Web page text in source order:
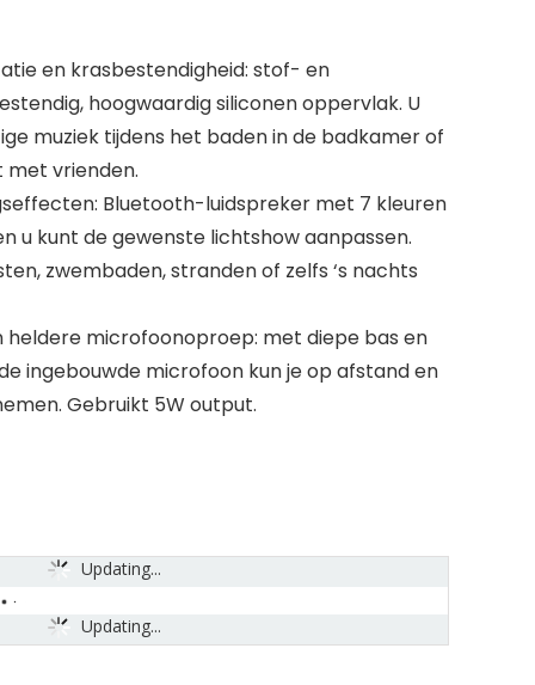
en krasbestendigheid: stof- en
hoogwaardig siliconen oppervlak. U
muziek tijdens het baden in de badkamer of
vrienden.
Bluetooth-luidspreker met 7 kleuren
u kunt de gewenste lichtshow aanpassen.
zwembaden, stranden of zelfs ‘s nachts
microfoonoproep: met diepe bas en
ingebouwde microfoon kun je op afstand en
Gebruikt 5W output.
Updating...
Updating...